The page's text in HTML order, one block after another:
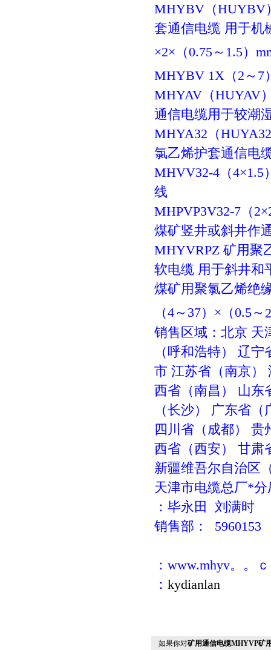
MHYBV （HUYBV
套通信电缆 用于机
×2× （0.75～ 1.5）
MHYBV 1X（2 ～ 7
MHYAV （HUYAV
通信电缆用于较潮
MHYA32 （HUYA32
氯乙烯护套通信电
MHVV32-4 （4×1.5
线
MHPVP3V32-7 （2×
煤矿竖井或斜井作
MHYVRPZ 矿用聚
软电缆 用于斜井和
煤矿用聚氯乙烯绝
（4～ 37） × （0.5～
销售区域：北京 天
（ 呼和浩特） 辽宁
市 江苏省 （南京）
西省 （南昌 ） 山东
（长沙） 广东省 （
四川省 （ 成都） 贵
西省 （西安） 甘肃
新疆维吾尔自治区
天津市电缆总厂*分
：毕永田
刘满时
销售部：
5960153
： www.mhyv。。
： kydianlan
如果你对矿用通信电缆MHYVP矿